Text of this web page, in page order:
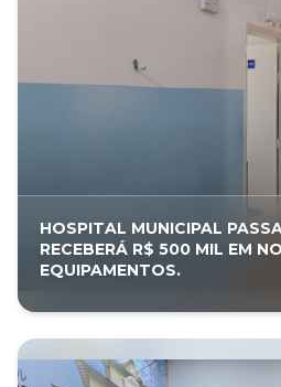
HOSPITAL MUNICIPAL
RECEBERÁ R$ 500 MIL EM
EQUIPAMENTOS.